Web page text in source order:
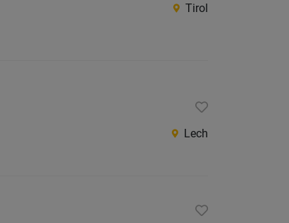
Tirol
Lech